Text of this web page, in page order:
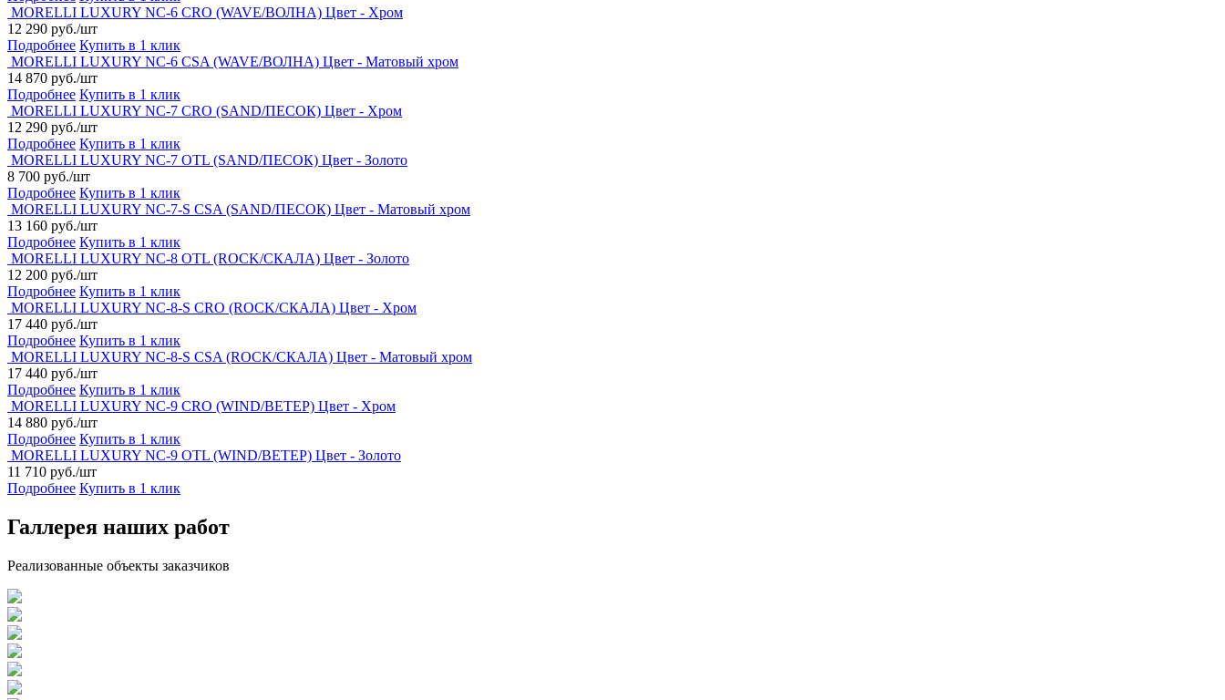
MORELLI LUXURY NC-6 CRO (WAVE/ВОЛНА) Цвет - Хром
12 290 руб./шт
Подробнее Купить в 1 клик
MORELLI LUXURY NC-6 CSA (WAVE/ВОЛНА) Цвет - Матовый хром
14 870 руб./шт
Подробнее Купить в 1 клик
MORELLI LUXURY NC-7 CRO (SAND/ПЕСОК) Цвет - Хром
12 290 руб./шт
Подробнее Купить в 1 клик
MORELLI LUXURY NC-7 OTL (SAND/ПЕСОК) Цвет - Золото
8 700 руб./шт
Подробнее Купить в 1 клик
MORELLI LUXURY NC-7-S CSA (SAND/ПЕСОК) Цвет - Матовый хром
13 160 руб./шт
Подробнее Купить в 1 клик
MORELLI LUXURY NC-8 OTL (ROCK/СКАЛА) Цвет - Золото
12 200 руб./шт
Подробнее Купить в 1 клик
MORELLI LUXURY NC-8-S CRO (ROCK/СКАЛА) Цвет - Хром
17 440 руб./шт
Подробнее Купить в 1 клик
MORELLI LUXURY NC-8-S CSA (ROCK/СКАЛА) Цвет - Матовый хром
17 440 руб./шт
Подробнее Купить в 1 клик
MORELLI LUXURY NC-9 CRO (WIND/ВЕТЕР) Цвет - Хром
14 880 руб./шт
Подробнее Купить в 1 клик
MORELLI LUXURY NC-9 OTL (WIND/ВЕТЕР) Цвет - Золото
11 710 руб./шт
Подробнее Купить в 1 клик
Галлерея наших работ
Реализованные объекты заказчиков